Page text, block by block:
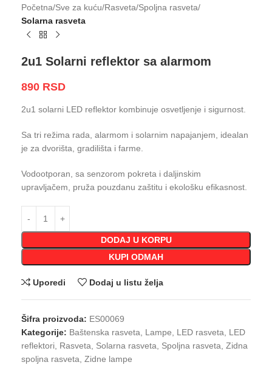
Početna Sve za kuću Rasveta Spoljna rasveta
Solarna rasveta
2u1 Solarni reflektor sa alarmom
890 RSD
2u1 solarni LED reflektor kombinuje osvetljenje i sigurnost.
Sa tri režima rada, alarmom i solarnim napajanjem, idealan
je za dvorišta, gradilišta i farme.
Vodootporan, sa senzorom pokreta i daljinskim
upravljačem, pruža pouzdanu zaštitu i ekološku efikasnost.
DODAJ U KORPU
KUPI ODMAH
Uporedi Dodaj u listu želja
Šifra proizvoda: ES00069
Kategorije: Baštenska rasveta, Lampe, LED rasveta, LED
reflektori, Rasveta, Solarna rasveta, Spoljna rasveta, Zidna
spoljna rasveta, Zidne lampe